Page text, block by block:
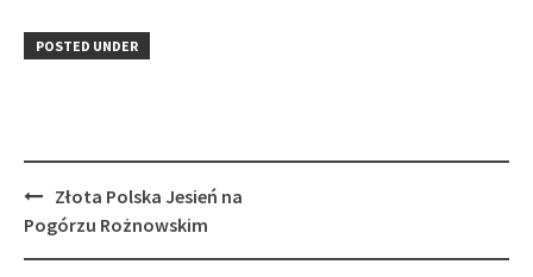
POSTED UNDER
Post
navigation
Złota Polska Jesień na
Pogórzu Rożnowskim